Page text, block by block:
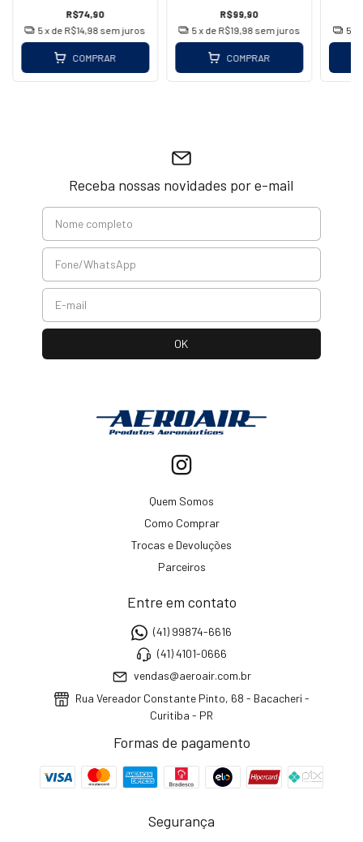
R$74,90
5x de R$14,98 sem juros
COMPRAR
R$99,90
5x de R$19,98 sem juros
COMPRAR
5
Receba nossas novidades por e-mail
Quem Somos
Como Comprar
Trocas e Devoluções
Parceiros
Entre em contato
(41) 99874-6616
(41) 4101-0666
vendas@aeroair.com.br
Rua Vereador Constante Pinto, 68 - Bacacheri -
Curitiba - PR
Formas de pagamento
Segurança